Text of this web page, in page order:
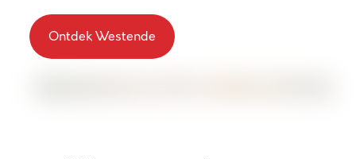
Ontdek Westende